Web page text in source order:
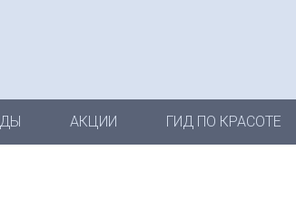
АКЦИИ ГИД ПО КРАСОТЕ